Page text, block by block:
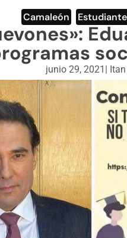
Camaleón
junio 29, 2021